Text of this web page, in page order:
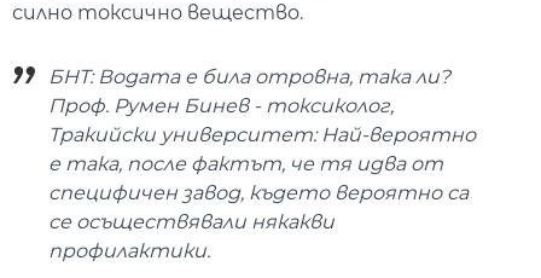
силно токсично вещество.
БНТ: Водата е била отровна, така ли?
Проф. Румен Бинев - токсиколог,
Тракийски университет: Най-вероятно
е така, после фактът, че тя идва от
специфичен завод, където вероятно са
се осъществявали някакви
профилактики.